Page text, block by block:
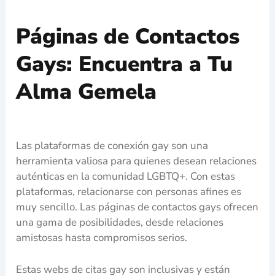
Páginas de Contactos
Gays: Encuentra a Tu
Alma Gemela
Las plataformas de conexión gay son una
herramienta valiosa para quienes desean relaciones
auténticas en la comunidad LGBTQ+. Con estas
plataformas, relacionarse con personas afines es
muy sencillo. Las páginas de contactos gays ofrecen
una gama de posibilidades, desde relaciones
amistosas hasta compromisos serios.
Estas webs de citas gay son inclusivas y están